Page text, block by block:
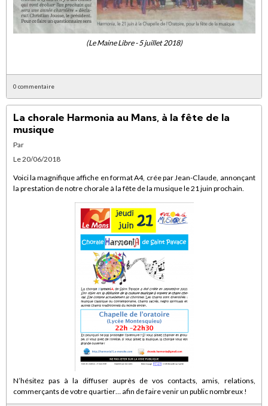
(Le Maine Libre - 5 juillet 2018)
0 commentaire
La chorale Harmonia au Mans, à la fête de la
musique
Par
Le 20/06/2018
Voici la magnifique affiche en format A4, crée par Jean-Claude, annonçant
la prestation de notre chorale à la fête de la musique le 21 juin prochain.
N’hésitez pas à la diffuser auprès de vos contacts, amis, relations,
commerçants de votre quartier… afin de faire venir un public nombreux !